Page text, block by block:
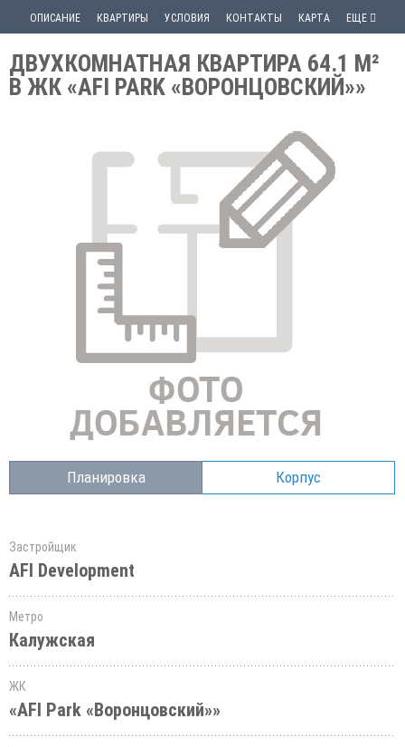
ОПИСАНИЕ КВАРТИРЫ УСЛОВИЯ КОНТАКТЫ КАРТА ЕЩЕ
ДВУХКОМНАТНАЯ КВАРТИРА 64.1 М²
В ЖК «AFI PARK «ВОРОНЦОВСКИЙ»»
Планировка Корпус
Застройщик
AFI Development
Метро
Калужская
ЖК
«AFI Park «Воронцовский»»